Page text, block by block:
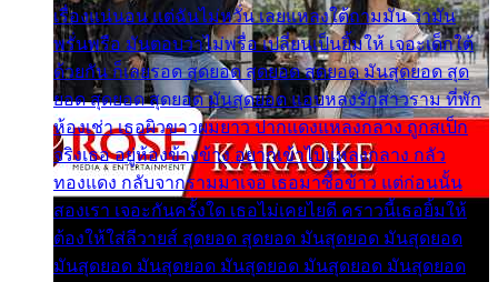
เรื่องแน่นอน แต่ฉันไม่หวั่น เลยแหลงใต้ถามมัน ว่ามัน
พรั่นพรือ มันตอบว่าไม่พรื่อ เปลี่ยนเป็นยิ้มให้ เจอะเด็กใต้
ด้วยกัน ก็เลยรอด สุดยอด สุดยอด สุดยอด มันสุดยอด สุด
ยอด สุดยอด สุดยอด มันสุดยอด แอบหลงรักสาวราม ที่พัก
ห้องเช่า เธอผิวขาวผมยาว ปากแดงแหลงกลาง ถูกสเป็ก
จริงเธอ อยู่ห้องข้างข้าง อยากเข้าไปแหลงกลาง กลัว
ทองแดง กลับจากรามมาเจอ เธอมาซื้อข้าว แต่ก่อนนั้น
สองเรา เจอะกันครั้งใด เธอไม่เคยไยดี คราวนี้เธอยิ้มให้
ต้องให้ใส่ลีวายส์ สุดยอด สุดยอด มันสุดยอด มันสุดยอด
มันสุดยอด มันสุดยอด มันสุดยอด มันสุดยอด มันสุดยอด